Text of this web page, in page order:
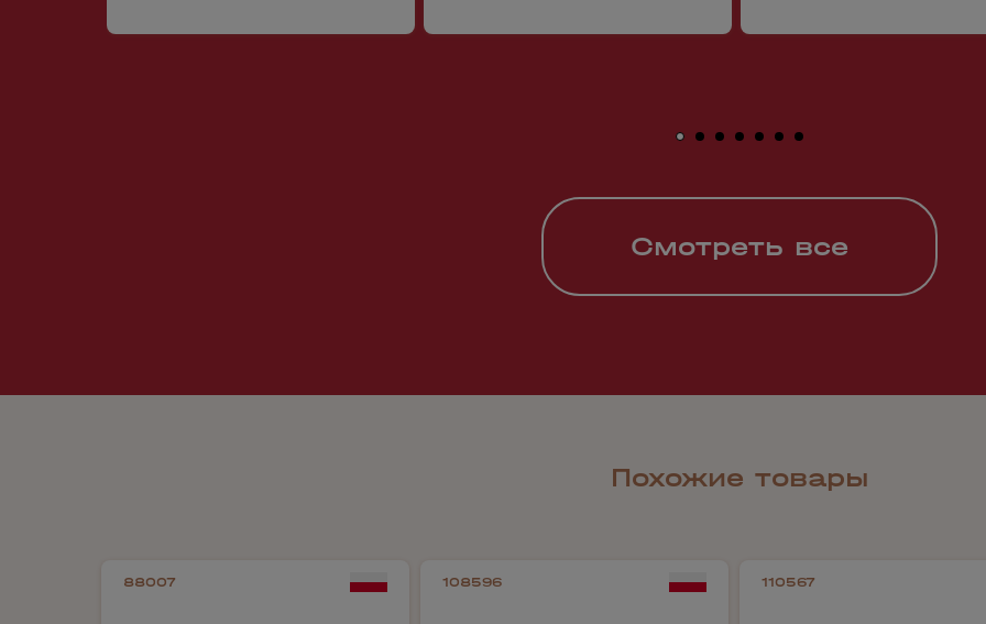
Смотреть все
Похожие товары
88007 108596 110567